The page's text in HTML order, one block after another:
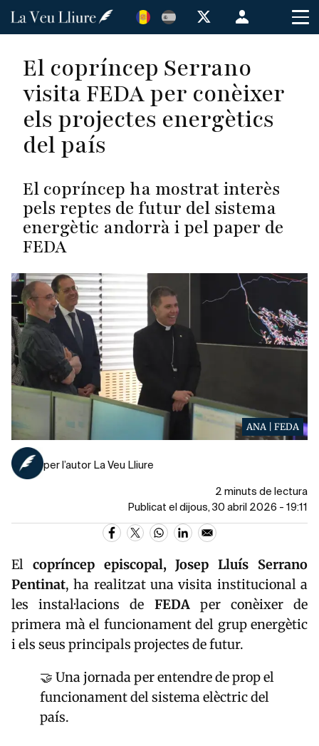
Vés
Menú
de
de
usuario
El copríncep Serrano
visita FEDA per conèixer
els projectes energètics
del país
El copríncep ha mostrat interès
pels reptes de futur del sistema
energètic andorrà i pel paper de
FEDA
ANA | FEDA
per l’autor La Veu Lliure
2 minuts de lectura
Publicat el dijous, 30 abril 2026 - 19:11
El copríncep episcopal, Josep Lluís Serrano
Pentinat, ha realitzat una visita institucional a
les instal·lacions de FEDAper conèixer de
primera mà el funcionament del grup energètic
i els seus principals projectes de futur.
🤝 Una jornada per entendre de prop el
funcionament del sistema elèctric del
país.